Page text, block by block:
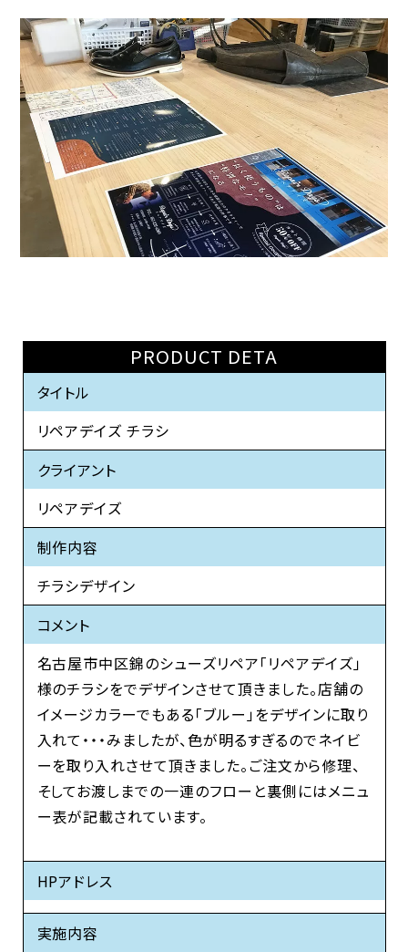
PRODUCT DETA
タイトル
リペアデイズ チラシ
クライアント
リペアデイズ
制作内容
チラシデザイン
コメント
名古屋市中区錦のシューズリペア「リペアデイズ」
様のチラシをでデザインさせて頂きました。店舗の
イメージカラーでもある「ブルー」をデザインに取り
入れて・・・みましたが、色が明るすぎるのでネイビ
ーを取り入れさせて頂きました。ご注文から修理、
そしてお渡しまでの一連のフローと裏側にはメニュ
ー表が記載されています。
HPアドレス
実施内容